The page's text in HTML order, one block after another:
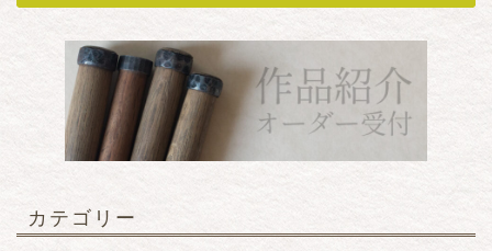
カテゴリー